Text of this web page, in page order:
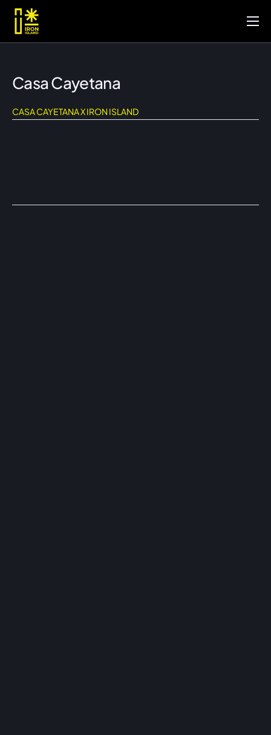
Inicio
Servicios
Casa Cayetana
CASA CAYETANA X IRON ISLAND